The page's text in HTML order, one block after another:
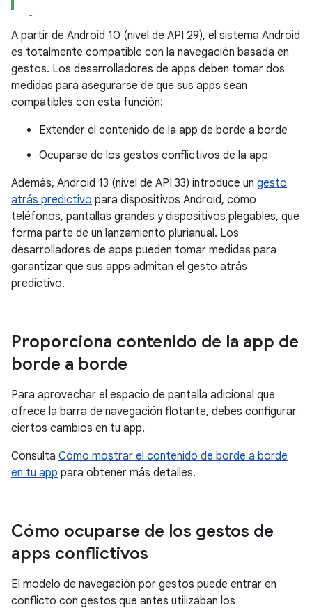
A partir de Android 10 (nivel de API 29), el sistema Android
es totalmente compatible con la navegación basada en
gestos. Los desarrolladores de apps deben tomar dos
medidas para asegurarse de que sus apps sean
compatibles con esta función:
Extender el contenido de la app de borde a borde
Ocuparse de los gestos conflictivos de la app
Además, Android 13 (nivel de API 33) introduce un gesto
atrás predictivo para dispositivos Android, como
teléfonos, pantallas grandes y dispositivos plegables, que
forma parte de un lanzamiento plurianual. Los
desarrolladores de apps pueden tomar medidas para
garantizar que sus apps admitan el gesto atrás
predictivo.
Proporciona contenido de la app de
borde a borde
Para aprovechar el espacio de pantalla adicional que
ofrece la barra de navegación flotante, debes configurar
ciertos cambios en tu app.
Consulta Cómo mostrar el contenido de borde a borde
en tu app para obtener más detalles.
Cómo ocuparse de los gestos de
apps conflictivos
El modelo de navegación por gestos puede entrar en
conflicto con gestos que antes utilizaban los